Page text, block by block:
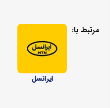
مرتبط با:
ایرانسل